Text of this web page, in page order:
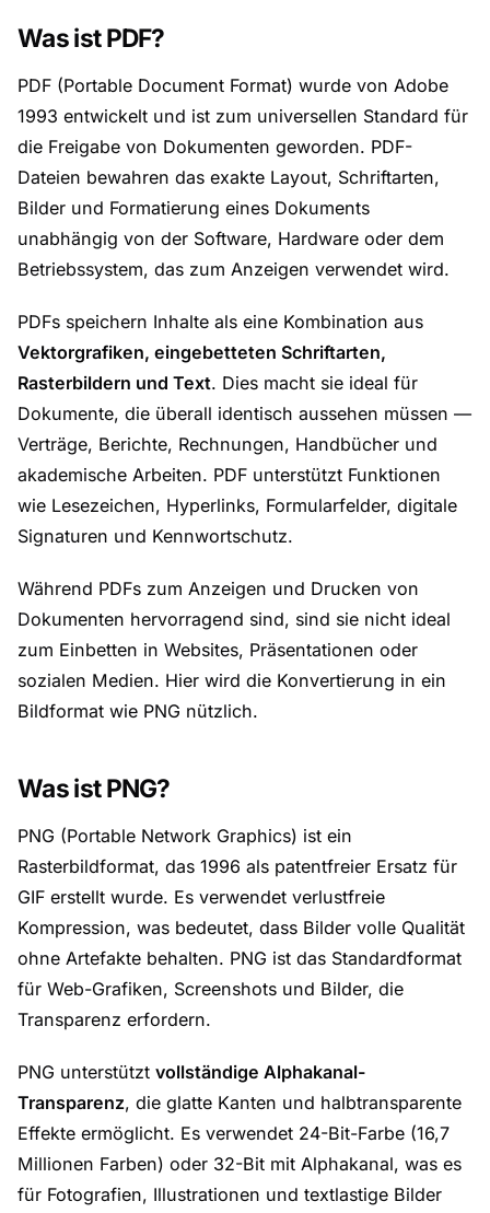
Was ist PDF?
PDF (Portable Document Format) wurde von Adobe
1993 entwickelt und ist zum universellen Standard für
die Freigabe von Dokumenten geworden. PDF-
Dateien bewahren das exakte Layout, Schriftarten,
Bilder und Formatierung eines Dokuments
unabhängig von der Software, Hardware oder dem
Betriebssystem, das zum Anzeigen verwendet wird.
PDFs speichern Inhalte als eine Kombination aus
Vektorgrafiken, eingebetteten Schriftarten,
Rasterbildern und Text. Dies macht sie ideal für
Dokumente, die überall identisch aussehen müssen —
Verträge, Berichte, Rechnungen, Handbücher und
akademische Arbeiten. PDF unterstützt Funktionen
wie Lesezeichen, Hyperlinks, Formularfelder, digitale
Signaturen und Kennwortschutz.
Während PDFs zum Anzeigen und Drucken von
Dokumenten hervorragend sind, sind sie nicht ideal
zum Einbetten in Websites, Präsentationen oder
sozialen Medien. Hier wird die Konvertierung in ein
Bildformat wie PNG nützlich.
Was ist PNG?
PNG (Portable Network Graphics) ist ein
Rasterbildformat, das 1996 als patentfreier Ersatz für
GIF erstellt wurde. Es verwendet verlustfreie
Kompression, was bedeutet, dass Bilder volle Qualität
ohne Artefakte behalten. PNG ist das Standardformat
für Web-Grafiken, Screenshots und Bilder, die
Transparenz erfordern.
PNG unterstützt vollständige Alphakanal-
Transparenz, die glatte Kanten und halbtransparente
Effekte ermöglicht. Es verwendet 24-Bit-Farbe (16,7
Millionen Farben) oder 32-Bit mit Alphakanal, was es
für Fotografien, Illustrationen und textlastige Bilder